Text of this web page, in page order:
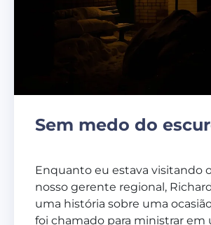
Sem medo do
Enquanto eu estava visitando
nosso gerente regional,
uma história sobre uma
foi chamado para ministrar em